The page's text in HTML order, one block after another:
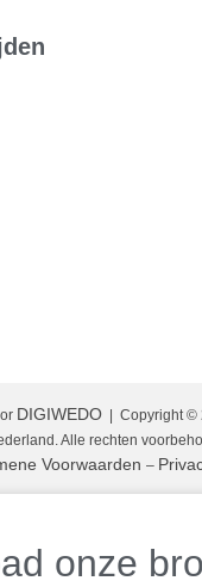
DIGIWEDO| Copyright ©
Alle rechten
Voorwaarden –
onze